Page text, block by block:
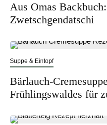
Aus Omas
Zwetschgendatschi
Suppe & Eintopf
Bärlauch-
Frühlingswaldes für